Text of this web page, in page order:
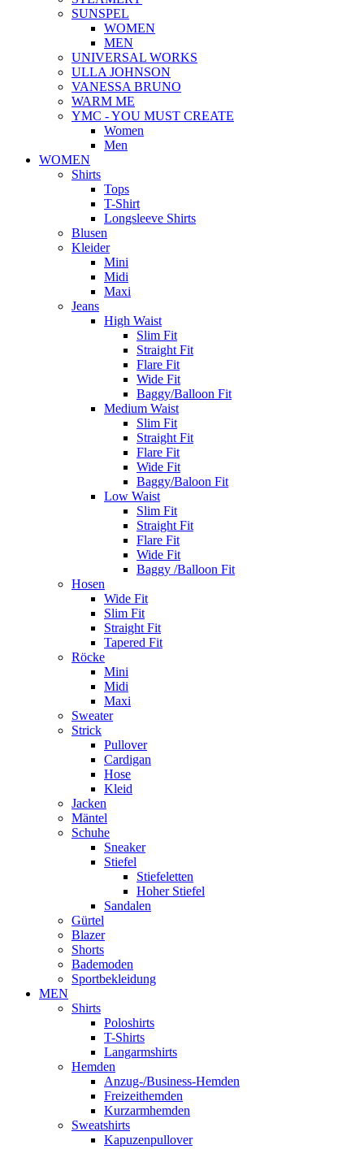
SUNSPEL
WOMEN
MEN
UNIVERSAL WORKS
ULLA JOHNSON
VANESSA BRUNO
WARM ME
YMC - YOU MUST CREATE
Women
Men
WOMEN
Shirts
Tops
T-Shirt
Longsleeve Shirts
Blusen
Kleider
Mini
Midi
Maxi
Jeans
High Waist
Slim Fit
Straight Fit
Flare Fit
Wide Fit
Baggy/Balloon Fit
Medium Waist
Slim Fit
Straight Fit
Flare Fit
Wide Fit
Baggy/Baloon Fit
Low Waist
Slim Fit
Straight Fit
Flare Fit
Wide Fit
Baggy /Balloon Fit
Hosen
Wide Fit
Slim Fit
Straight Fit
Tapered Fit
Röcke
Mini
Midi
Maxi
Sweater
Strick
Pullover
Cardigan
Hose
Kleid
Jacken
Mäntel
Schuhe
Sneaker
Stiefel
Stiefeletten
Hoher Stiefel
Sandalen
Gürtel
Blazer
Shorts
Bademoden
Sportbekleidung
MEN
Shirts
Poloshirts
T-Shirts
Langarmshirts
Hemden
Anzug-/Business-Hemden
Freizeithemden
Kurzarmhemden
Sweatshirts
Kapuzenpullover